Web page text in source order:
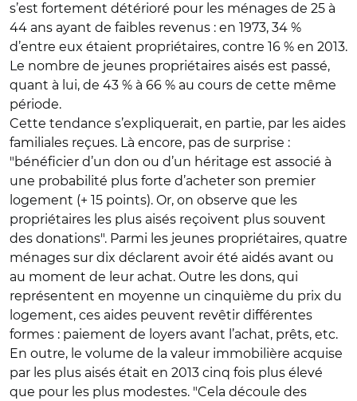
s’est fortement détérioré pour les ménages de 25 à
44 ans ayant de faibles revenus : en 1973, 34 %
d’entre eux étaient propriétaires, contre 16 % en 2013.
Le nombre de jeunes propriétaires aisés est passé,
quant à lui, de 43 % à 66 % au cours de cette même
période.
Cette tendance s’expliquerait, en partie, par les aides
familiales reçues. Là encore, pas de surprise :
"bénéficier d’un don ou d’un héritage est associé à
une probabilité plus forte d’acheter son premier
logement (+ 15 points). Or, on observe que les
propriétaires les plus aisés reçoivent plus souvent
des donations". Parmi les jeunes propriétaires, quatre
ménages sur dix déclarent avoir été aidés avant ou
au moment de leur achat. Outre les dons, qui
représentent en moyenne un cinquième du prix du
logement, ces aides peuvent revêtir différentes
formes : paiement de loyers avant l’achat, prêts, etc.
En outre, le volume de la valeur immobilière acquise
par les plus aisés était en 2013 cinq fois plus élevé
que pour les plus modestes. "Cela découle des